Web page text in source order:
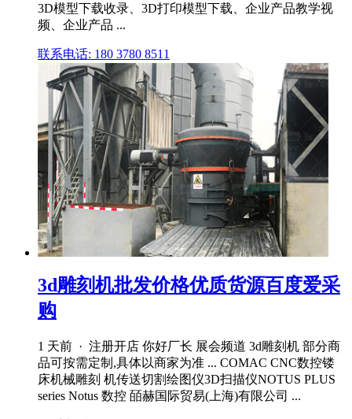
3D模型下载收录、3D打印模型下载、企业产品教学视
频、企业产品 ...
联系电话: 180 3780 8511
3d雕刻机批发价格优质货源百度爱采
购
1 天前 · 注册开店 你好厂长 展会频道 3d雕刻机 部分商
品可按需定制,具体以商家为准 ... COMAC CNC数控镂
床机械雕刻 机传送切割绘图仪3D扫描仪NOTUS PLUS
series Notus 数控 皕赫国际贸易(上海)有限公司 ...